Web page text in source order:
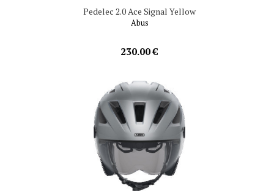
Pedelec 2.0 Ace Signal Yellow
Abus
230.00 €